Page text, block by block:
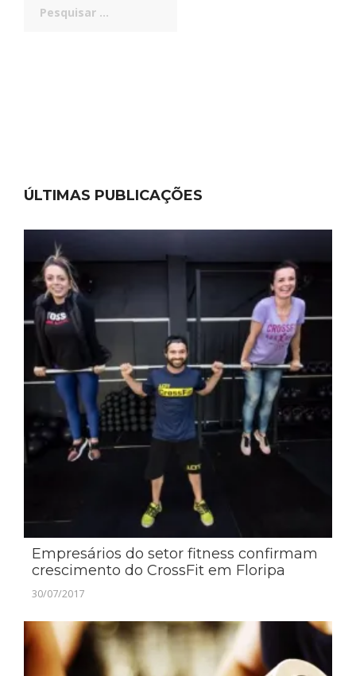
por:
ÚLTIMAS PUBLICAÇÕES
Empresários do setor fitness confirmam
crescimento do CrossFit em Floripa
30/07/2017